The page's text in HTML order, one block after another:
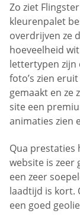
Zo ziet
kleurenpalet
overdrijven ze
hoeveelheid
lettertypen zijn
foto’s zien
gemaakt en ze
site een
animaties zien
Qua prestaties
website is zeer
een zeer
laadtijd is kort.
een goed